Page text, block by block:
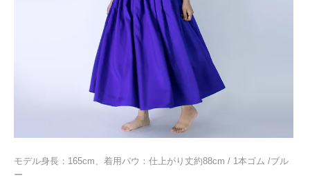
モデル身長：165cm、着用パウ：仕上がり丈約88cm / 1本ゴム /ブル
ー